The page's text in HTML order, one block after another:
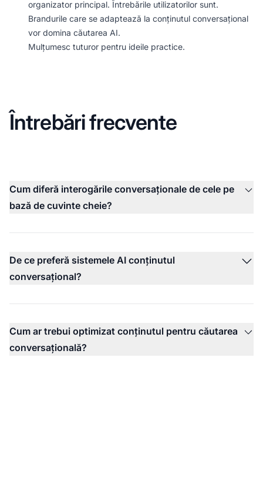
organizator principal. Întrebările utilizatorilor sunt.
Brandurile care se adaptează la conținutul conversațional
vor domina căutarea AI.
Mulțumesc tuturor pentru ideile practice.
Întrebări frecvente
Cum diferă interogările conversaționale de cele pe
bază de cuvinte cheie?
De ce preferă sistemele AI conținutul
conversațional?
Cum ar trebui optimizat conținutul pentru căutarea
conversațională?